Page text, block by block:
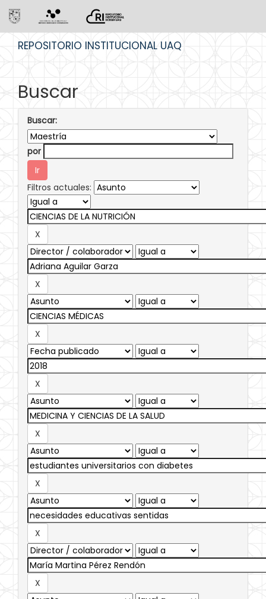
REPOSITORIO INSTITUCIONAL UAQ
Buscar
Buscar:
por
Filtros actuales: